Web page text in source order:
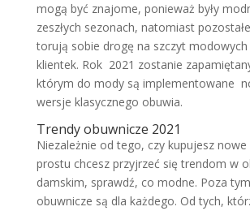
mogą być znajome, ponieważ były
zeszłych sezonach, natomiast
torują sobie drogę na szczyt modowych
klientek. Rok 2021 zostanie
którym do mody są implementowane
wersje klasycznego obuwia.
Trendy obuwnicze 2021
Niezależnie od tego, czy kupujesz
prostu chcesz przyjrzeć się trendom w
damskim, sprawdź, co modne. Poza
obuwnicze są dla każdego. Od tych,